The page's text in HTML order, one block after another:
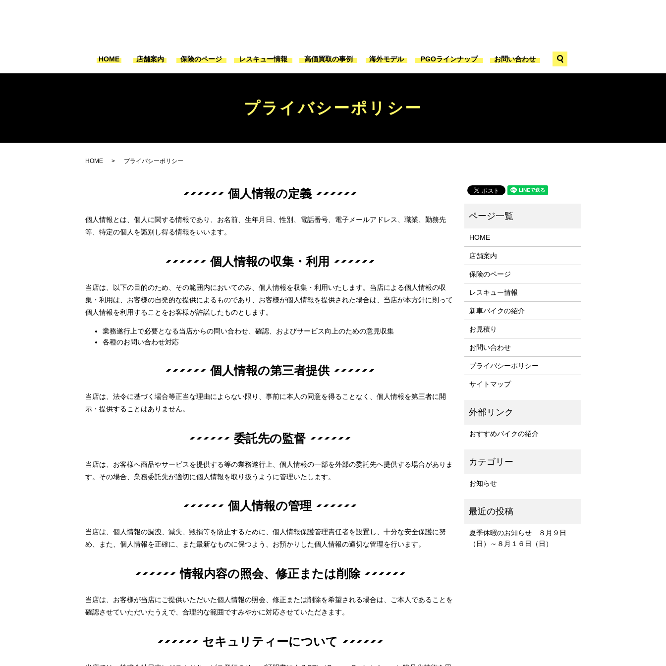
HOME 店舗案内 保険のページ レスキュー情報 高価買取の事例 海外モデル PGOラインナップ お問い合わせ
プライバシーポリシー
HOME プライバシーポリシー
個人情報の定義
個人情報とは、個人に関する情報であり、お名前、生年月日、性別、電話番号、電子メールアドレス、職業、勤務先
等、特定の個人を識別し得る情報をいいます。
個人情報の収集・利用
当店は、以下の目的のため、その範囲内においてのみ、個人情報を収集・利用いたします。当店による個人情報の収
集・利用は、お客様の自発的な提供によるものであり、お客様が個人情報を提供された場合は、当店が本方針に則って
個人情報を利用することをお客様が許諾したものとします。
業務遂行上で必要となる当店からの問い合わせ、確認、およびサービス向上のための意見収集
各種のお問い合わせ対応
個人情報の第三者提供
当店は、法令に基づく場合等正当な理由によらない限り、事前に本人の同意を得ることなく、個人情報を第三者に開
示・提供することはありません。
委託先の監督
当店は、お客様へ商品やサービスを提供する等の業務遂行上、個人情報の一部を外部の委託先へ提供する場合がありま
す。その場合、業務委託先が適切に個人情報を取り扱うように管理いたします。
個人情報の管理
当店は、個人情報の漏洩、滅失、毀損等を防止するために、個人情報保護管理責任者を設置し、十分な安全保護に努
め、また、個人情報を正確に、また最新なものに保つよう、お預かりした個人情報の適切な管理を行います。
情報内容の照会、修正または削除
当店は、お客様が当店にご提供いただいた個人情報の照会、修正または削除を希望される場合は、ご本人であることを
確認させていただいたうえで、合理的な範囲ですみやかに対応させていただきます。
セキュリティーについて
HOME
店舗案内
保険のページ
レスキュー情報
新車バイクの紹介
お見積り
お問い合わせ
プライバシーポリシー
サイトマップ
おすすめバイクの紹介
お知らせ
夏季休暇のお知らせ ８月９日
（日）～８月１６日（日）